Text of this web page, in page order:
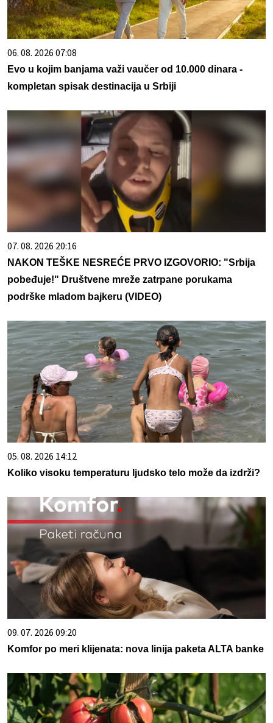
06. 08. 2026 07:08
Evo u kojim banjama važi vaučer od 10.000 dinara -
kompletan spisak destinacija u Srbiji
07. 08. 2026 20:16
NAKON TEŠKE NESREĆE PRVO IZGOVORIO: "Srbija
pobeđuje!" Društvene mreže zatrpane porukama
podrške mladom bajkeru (VIDEO)
05. 08. 2026 14:12
Koliko visoku temperaturu ljudsko telo može da izdrži?
09. 07. 2026 09:20
Komfor po meri klijenata: nova linija paketa ALTA banke